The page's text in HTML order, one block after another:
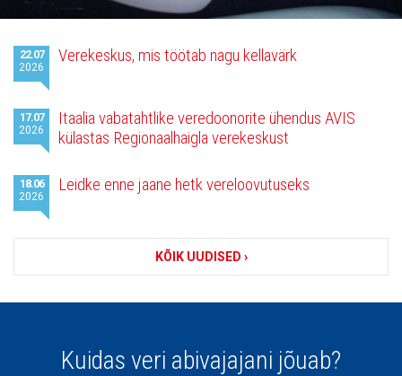
Viimased
uudised
22.07
2026
Verekeskus, mis töötab nagu kellavärk
17.07
2026
Itaalia vabatahtlike veredoonorite ühendus AVIS
külastas Regionaalhaigla verekeskust
18.06
2026
Leidke enne jaane hetk vereloovutuseks
KÕIK UUDISED ›
Kuidas veri abivajajani jõuab?